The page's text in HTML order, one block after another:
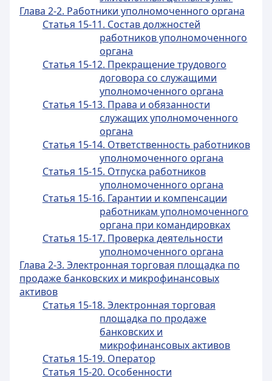
Глава 2-2. Работники уполномоченного органа
Статья 15-11. Состав должностей
работников уполномоченного
органа
Статья 15-12. Прекращение трудового
договора со служащими
уполномоченного органа
Статья 15-13. Права и обязанности
служащих уполномоченного
органа
Статья 15-14. Ответственность работников
уполномоченного органа
Статья 15-15. Отпуска работников
уполномоченного органа
Статья 15-16. Гарантии и компенсации
работникам уполномоченного
органа при командировках
Статья 15-17. Проверка деятельности
уполномоченного органа
Глава 2-3. Электронная торговая площадка по
продаже банковских и микрофинансовых
активов
Статья 15-18. Электронная торговая
площадка по продаже
банковских и
микрофинансовых активов
Статья 15-19. Оператор
Статья 15-20. Особенности